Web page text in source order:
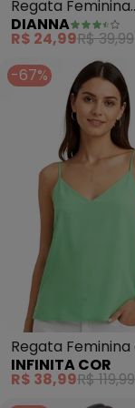
Regata Feminina
Canelada (Verde)
DIANNA
R$ 24,99R$ 39,99
-67%
Regata
Alças Finas
INFINITA COR
R$ 38,99R$ 119,99